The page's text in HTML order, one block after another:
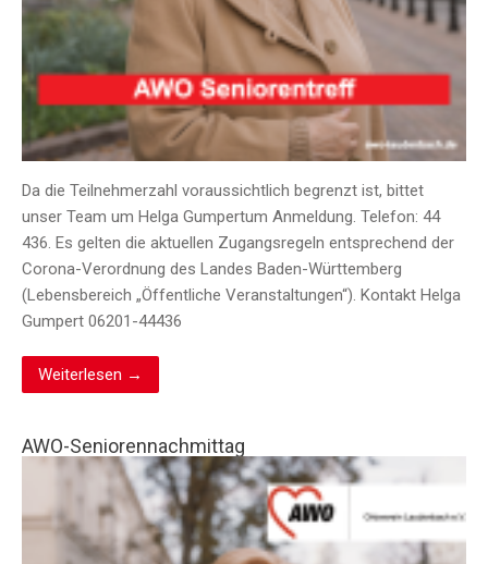
Da die Teilnehmerzahl voraussichtlich begrenzt ist, bittet
unser Team um Helga Gumpertum Anmeldung. Telefon: 44
436. Es gelten die aktuellen Zugangsregeln entsprechend der
Corona-Verordnung des Landes Baden-Württemberg
(Lebensbereich „Öffentliche Veranstaltungen“). Kontakt Helga
Gumpert 06201-44436
Weiterlesen →
AWO-Seniorennachmittag